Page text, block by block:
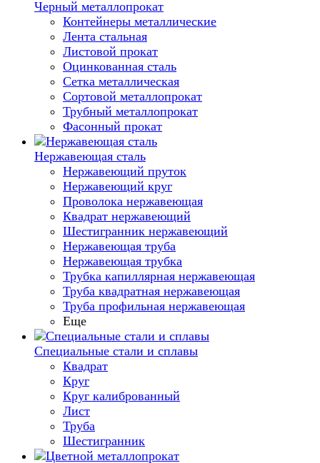
Черный металлопрокат
Контейнеры металлические
Лента стальная
Листовой прокат
Оцинкованная сталь
Сетка металлическая
Сортовой металлопрокат
Трубный металлопрокат
Фасонный прокат
Нержавеющая сталь
Нержавеющий пруток
Нержавеющий круг
Проволока нержавеющая
Квадрат нержавеющий
Шестигранник нержавеющий
Нержавеющая труба
Нержавеющая трубка
Трубка капиллярная нержавеющая
Труба квадратная нержавеющая
Труба профильная нержавеющая
Еще
Специальные стали и сплавы
Квадрат
Круг
Круг калиброванный
Лист
Труба
Шестигранник